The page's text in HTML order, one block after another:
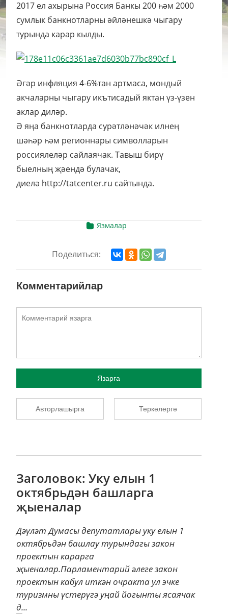
2017 ел ахырына Россия Банкы 200 һәм 2000
сумлык банкнотларны әйләнешкә чыгару
турында карар кылды.
Әгәр инфляция 4-6%тан артмаса, мондый
акчаларны чыгару икътисадый яктан үз-үзен
аклар диләр.
Ә яңа банкнотларда сурәтләнәчәк илнең
шәһәр һәм регионнары символларын
россиялеләр сайлаячак. Тавыш бирү
быелның җәендә булачак,
диелә http://tatcenter.ru сайтында.
Язмалар
Поделиться:
Комментарийлар
Язарга
Авторлашырга Теркәлергә
Заголовок: Уку елын 1
октябрьдән башларга
җыеналар
Дәүләт Думасы депутатлары уку елын 1
октябрьдән башлау турындагы закон
проектын карарга
җыеналар.Парламентарий әлеге закон
проектын кабул иткән очракта ул эчке
туризмны үстерүгә уңай йогынты ясаячак
д...